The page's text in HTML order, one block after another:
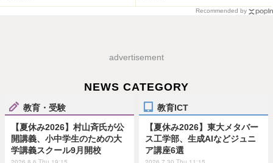
Recommended by
advertisement
NEWS CATEGORY
教育・受験
【夏休み2026】村山斉氏が公
開講義、小中学生のための大
学講義スクール9月開校
教育ICT
【夏休み2026】東大メタバー
ス工学部、生成AIなどジュニ
ア講座6選